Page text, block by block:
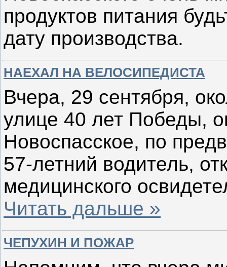
продуктов питания
дату производства.
НАЕХАЛ НА ВЕЛОСИПЕДИСТА
Вчера, 29 сентября,
улице 40 лет Победы,
Новоспасское, по
57-летний водитель,
медицинского
Читать дальше »
ЧЕПУХИН И ПОЖАР